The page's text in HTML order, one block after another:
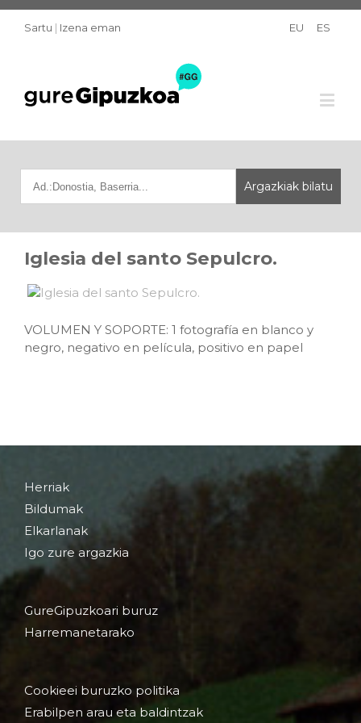
Sartu | Izena eman EU ES
Iglesia del santo Sepulcro.
VOLUMEN Y SOPORTE: 1 fotografía en blanco y
negro, negativo en película, positivo en papel
Herriak
Bildumak
Elkarlanak
Igo zure argazkia
GureGipuzkoari buruz
Harremanetarako
Cookieei buruzko politika
Erabilpen arau eta baldintzak